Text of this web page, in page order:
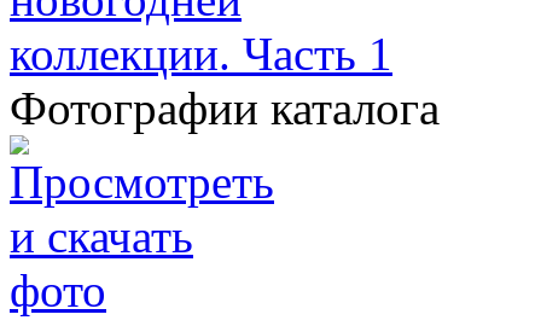
Фотографии каталога